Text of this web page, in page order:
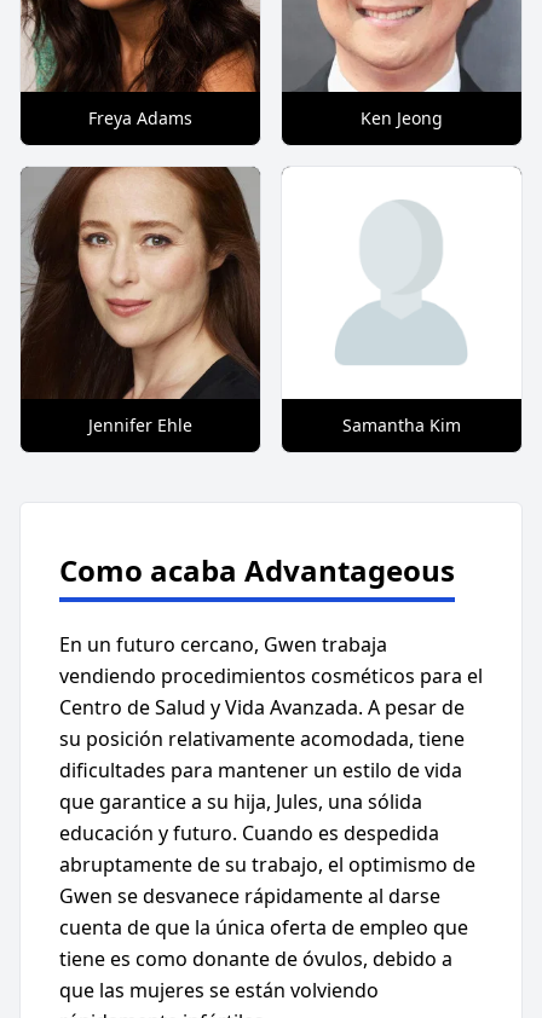
Freya Adams Ken Jeong
Jennifer Ehle Samantha Kim
Como acaba Advantageous
En un futuro cercano, Gwen trabaja
vendiendo procedimientos cosméticos para el
Centro de Salud y Vida Avanzada. A pesar de
su posición relativamente acomodada, tiene
dificultades para mantener un estilo de vida
que garantice a su hija, Jules, una sólida
educación y futuro. Cuando es despedida
abruptamente de su trabajo, el optimismo de
Gwen se desvanece rápidamente al darse
cuenta de que la única oferta de empleo que
tiene es como donante de óvulos, debido a
que las mujeres se están volviendo